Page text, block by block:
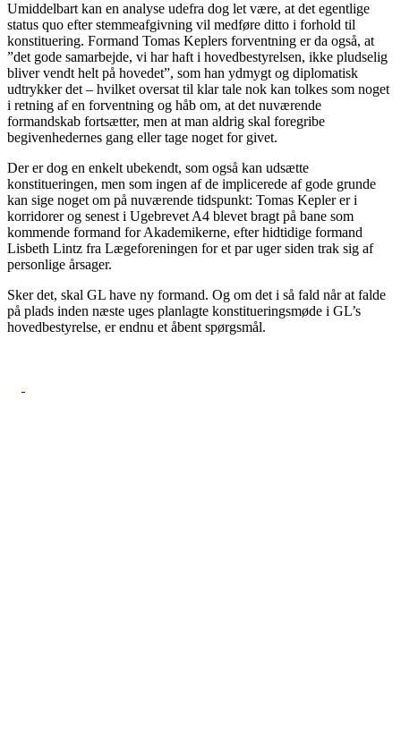
Umiddelbart kan en analyse udefra dog let være, at det egentlige
status quo efter stemmeafgivning vil medføre ditto i forhold til
konstituering. Formand Tomas Keplers forventning er da også, at
”det gode samarbejde, vi har haft i hovedbestyrelsen, ikke pludselig
bliver vendt helt på hovedet”, som han ydmygt og diplomatisk
udtrykker det – hvilket oversat til klar tale nok kan tolkes som noget
i retning af en forventning og håb om, at det nuværende
formandskab fortsætter, men at man aldrig skal foregribe
begivenhedernes gang eller tage noget for givet.
Der er dog en enkelt ubekendt, som også kan udsætte
konstitueringen, men som ingen af de implicerede af gode grunde
kan sige noget om på nuværende tidspunkt: Tomas Kepler er i
korridorer og senest i Ugebrevet A4 blevet bragt på bane som
kommende formand for Akademikerne, efter hidtidige formand
Lisbeth Lintz fra Lægeforeningen for et par uger siden trak sig af
personlige årsager.
Sker det, skal GL have ny formand. Og om det i så fald når at falde
på plads inden næste uges planlagte konstitueringsmøde i GL’s
hovedbestyrelse, er endnu et åbent spørgsmål.